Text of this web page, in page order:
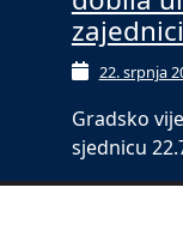
22. srpnja
Gradsko
sjednicu